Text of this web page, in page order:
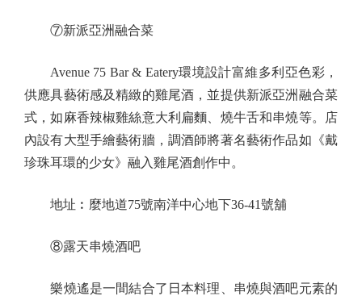
⑦新派亞洲融合菜
Avenue 75 Bar & Eatery環境設計富維多利亞色彩，
供應具藝術感及精緻的雞尾酒，並提供新派亞洲融合菜
式，如麻香辣椒雞絲意大利扁麵、燒牛舌和串燒等。店
內設有大型手繪藝術牆，調酒師將著名藝術作品如《戴
珍珠耳環的少女》融入雞尾酒創作中。
地址︰麼地道75號南洋中心地下36-41號舖
⑧露天串燒酒吧
樂燒遙是一間結合了日本料理、串燒與酒吧元素的